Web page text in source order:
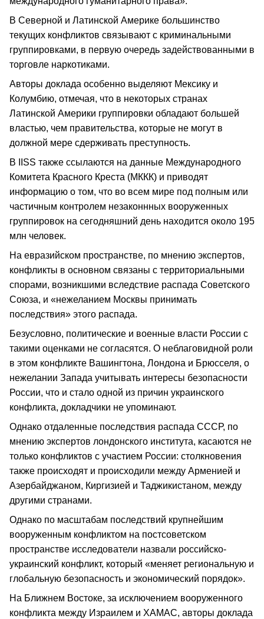
В Северной и Латинской Америке большинство
текущих конфликтов связывают с криминальными
группировками, в первую очередь задействованными в
торговле наркотиками.
Авторы доклада особенно выделяют Мексику и
Колумбию, отмечая, что в некоторых странах
Латинской Америки группировки обладают большей
властью, чем правительства, которые не могут в
должной мере сдерживать преступность.
В IISS также ссылаются на данные Международного
Комитета Красного Креста (МККК) и приводят
информацию о том, что во всем мире под полным или
частичным контролем незаконнных вооруженных
группировок на сегодняшний день находится около 195
млн человек.
На евразийском пространстве, по мнению экспертов,
конфликты в основном связаны с территориальными
спорами, возникшими вследствие распада Советского
Союза, и «нежеланием Москвы принимать
последствия» этого распада.
Безусловно, политические и военные власти России с
такими оценками не согласятся. О неблаговидной роли
в этом конфликте Вашингтона, Лондона и Брюсселя, о
нежелании Запада учитывать интересы безопасности
России, что и стало одной из причин украинского
конфликта, докладчики не упоминают.
Однако отдаленные последствия распада СССР, по
мнению экспертов лондонского института, касаются не
только конфликтов с участием России: столкновения
также происходят и происходили между Арменией и
Азербайджаном, Киргизией и Таджикистаном, между
другими странами.
Однако по масштабам последствий крупнейшим
вооруженным конфликтом на постсоветском
пространстве исследователи назвали российско-
украинский конфликт, который «меняет региональную и
глобальную безопасность и экономический порядок».
На Ближнем Востоке, за исключением вооруженного
конфликта между Израилем и ХАМАС, авторы доклада